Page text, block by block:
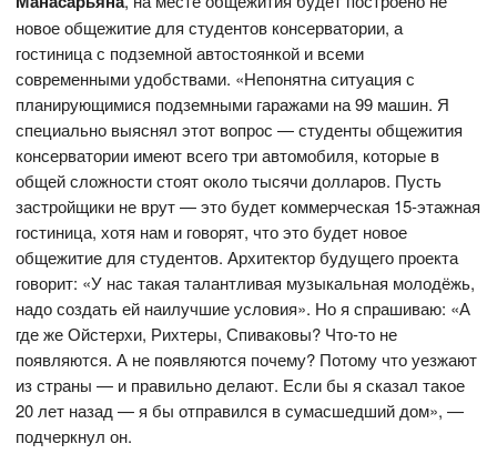
новое общежитие для студентов консерватории, а
гостиница с подземной автостоянкой и всеми
современными удобствами. «Непонятна ситуация с
планирующимися подземными гаражами на 99 машин. Я
специально выяснял этот вопрос — студенты общежития
консерватории имеют всего три автомобиля, которые в
общей сложности стоят около тысячи долларов. Пусть
застройщики не врут — это будет коммерческая 15-этажная
гостиница, хотя нам и говорят, что это будет новое
общежитие для студентов. Архитектор будущего проекта
говорит: «У нас такая талантливая музыкальная молодёжь,
надо создать ей наилучшие условия». Но я спрашиваю: «А
где же Ойстерхи, Рихтеры, Спиваковы? Что-то не
появляются. А не появляются почему? Потому что уезжают
из страны — и правильно делают. Если бы я сказал такое
20 лет назад — я бы отправился в сумасшедший дом», —
подчеркнул он.